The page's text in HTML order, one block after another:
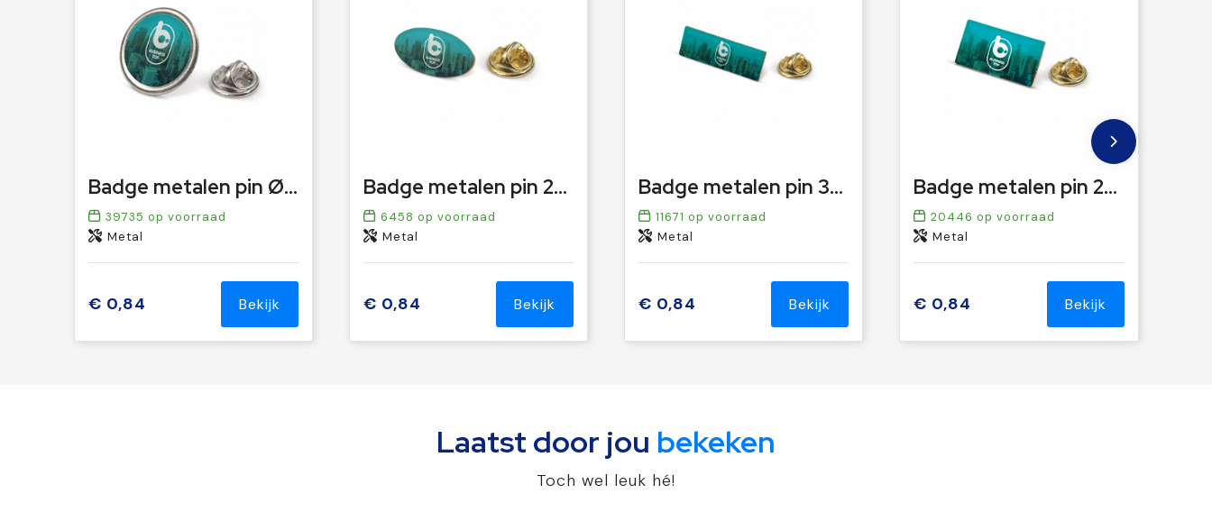
Badge metalen pin Ø20mm
39735 op voorraad
Metal
€ 0,84 Bekijk
Badge metalen pin 20x12mm
6458 op voorraad
Metal
€ 0,84 Bekijk
Badge metalen pin 30x10mm
11671 op voorraad
Metal
€ 0,84 Bekijk
Badge metalen pin 26x14mm
20446 op voorraad
Metal
€ 0,84 Bekijk
Laatst door jou bekeken
Toch wel leuk hé!